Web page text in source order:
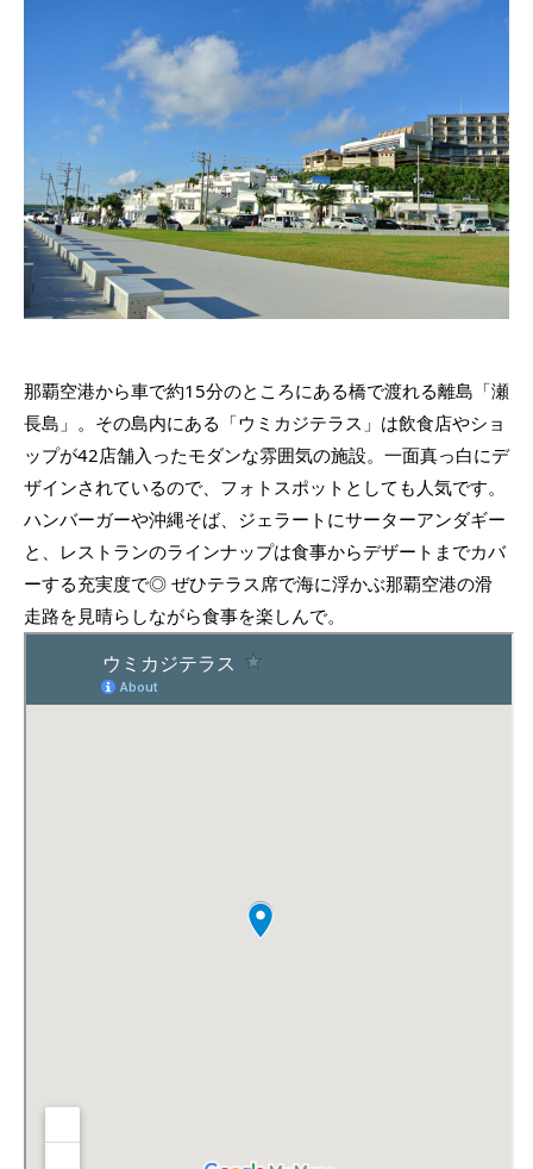
那覇空港から車で約15分のところにある橋で渡れる離島「瀬
長島」。その島内にある「ウミカジテラス」は飲食店やショ
ップが42店舗入ったモダンな雰囲気の施設。一面真っ白にデ
ザインされているので、フォトスポットとしても人気です。
ハンバーガーや沖縄そば、ジェラートにサーターアンダギー
と、レストランのラインナップは食事からデザートまでカバ
ーする充実度で◎ ぜひテラス席で海に浮かぶ那覇空港の滑
走路を見晴らしながら食事を楽しんで。